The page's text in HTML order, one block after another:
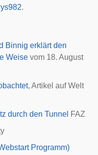
.
Binnig erklärt den
Weise vom 18. August
, Artikel auf Welt
durch den Tunnel FAZ
Programm)